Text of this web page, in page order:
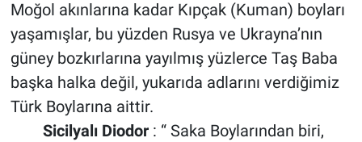
Moğol akınlarına kadar Kıpçak (Kuman) boyları
yaşamışlar, bu yüzden Rusya ve Ukrayna’nın
güney bozkırlarına yayılmış yüzlerce Taş Baba
başka halka değil, yukarıda adlarını verdiğimiz
Türk Boylarına aittir.
Sicilyalı Diodor: “ Saka Boylarından biri,